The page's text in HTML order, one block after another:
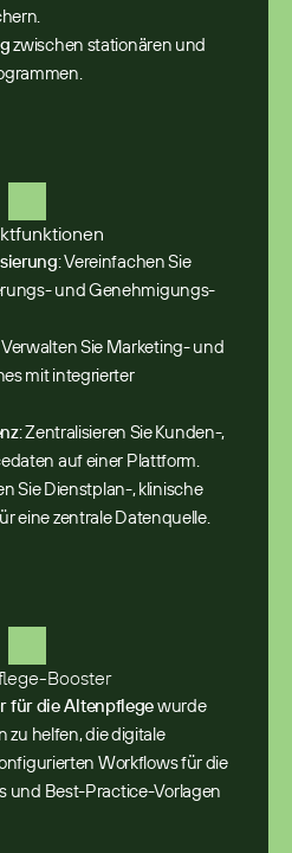
zwischen stationären und
: Vereinfachen Sie
und Genehmigungs-
Verwalten Sie Marketing- und
mit integrierter
: Zentralisieren Sie Kunden-,
auf einer Plattform.
Sie Dienstplan-, klinische
eine zentrale Datenquelle.
Booster
für die Altenpflege wurde
zu helfen, die digitale
Workflows für die
und Best-Practice-Vorlagen